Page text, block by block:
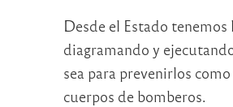
Desde el Estado
diagramando y
sea para prevenirlos
cuerpos de bomberos.